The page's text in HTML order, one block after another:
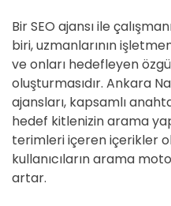
Bir SEO ajansı ile
biri, uzmanlarının
ve onları hedefleyen
oluşturmasıdır. Ankara
ajansları, kapsamlı
hedef kitlenizin arama
terimleri içeren içerikler
kullanıcıların arama
artar.